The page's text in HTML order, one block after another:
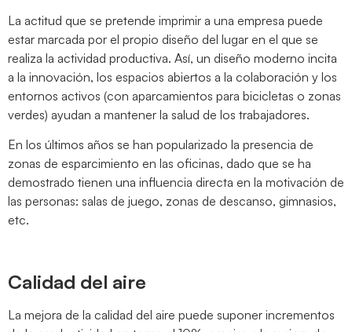
La actitud que se pretende imprimir a una empresa puede
estar marcada por el propio diseño del lugar en el que se
realiza la actividad productiva. Así, un diseño moderno incita
a la innovación, los espacios abiertos a la colaboración y los
entornos activos (con aparcamientos para bicicletas o zonas
verdes) ayudan a mantener la salud de los trabajadores.
En los últimos años se han popularizado la presencia de
zonas de esparcimiento en las oficinas, dado que se ha
demostrado tienen una influencia directa en la motivación de
las personas: salas de juego, zonas de descanso, gimnasios,
etc.
Calidad del aire
La mejora de la calidad del aire puede suponer incrementos